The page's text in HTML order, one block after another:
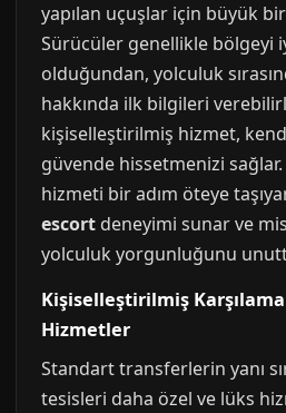
yapılan uçuşlar için büyük
Sürücüler genellikle bölgeyi
olduğundan, yolculuk
hakkında ilk bilgileri
kişiselleştirilmiş hizmet,
güvende hissetmenizi sağlar.
hizmeti bir adım öteye
escort deneyimi sunar ve
yolculuk yorgunluğunu
Kişiselleştirilmiş
Hizmetler
Standart transferlerin yanı
tesisleri daha özel ve lüks